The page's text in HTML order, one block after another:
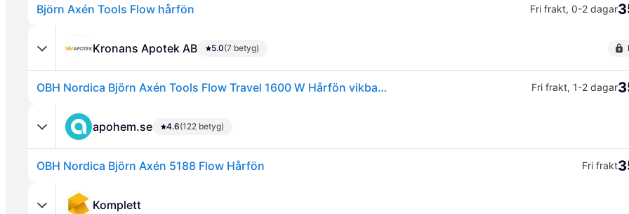
Björn Axén Tools Flow hårfön Fri frakt, 0-2 dagar
Kronans Apotek AB 5.0(7 betyg)
OBH Nordica Björn Axén Tools Flow Travel 1600 W Hårfön vikbar 1 st Fri frakt, 1-2 dagar
apohem.se 4.6(122 betyg)
OBH Nordica Björn Axén 5188 Flow Hårfön Fri frakt
Komplett